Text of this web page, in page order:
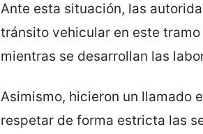
Ante esta situación, las
tránsito vehicular en este
mientras se desarrollan las
Asimismo, hicieron un llamado
respetar de forma estricta las